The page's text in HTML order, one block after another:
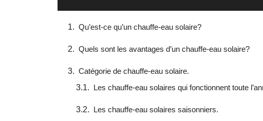
Qu’est-ce qu’un chauffe-eau solaire?
Quels sont les avantages d’un chauffe-eau solaire?
Catégorie de chauffe-eau solaire.
Les chauffe-eau solaires qui fonctionnent toute
Les chauffe-eau solaires saisonniers.